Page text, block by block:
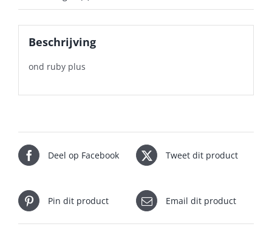
Beschrijving
ond ruby plus
Deel op Facebook Tweet dit product
Pin dit product Email dit product